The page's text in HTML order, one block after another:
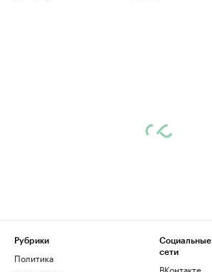
Рубрики
Политика
Социальные
сети
ВКонтакте